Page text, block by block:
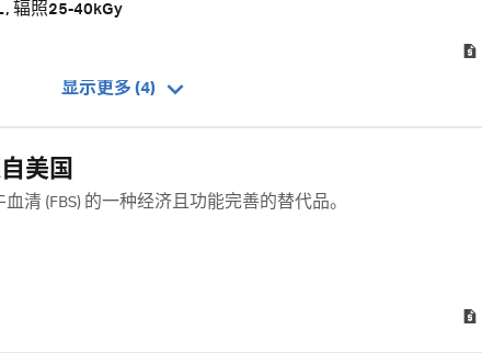
辐照25-40kGy
显示更多 (4)
美国
清 (FBS) 的一种经济且功能完善的替代品。